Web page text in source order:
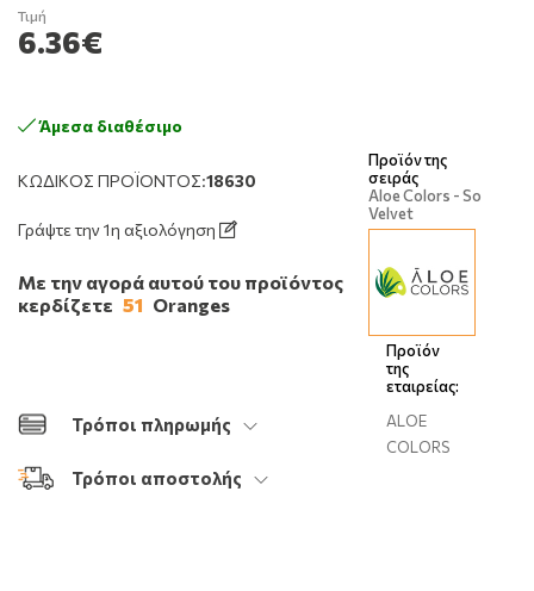
ΚΩΔΙΚΌΣ ΠΡΟΪΌΝΤΟΣ:18630
Γράψτε την 1η αξιολόγηση
Άμεσα διαθέσιμο
Τιμή
6.36€
Με την αγορά αυτού του προϊόντος
κερδίζετε 51 Oranges
Τρόποι πληρωμής
Τρόποι αποστολής
Προϊόν της
σειράς
Aloe Colors - So
Velvet
Προϊόν
της
εταιρείας:
ALOE
COLORS